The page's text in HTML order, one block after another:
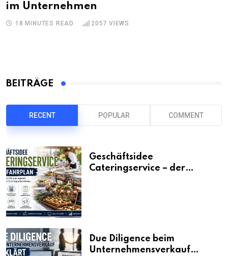
im Unternehmen
18 MINUTES READ 2057 VIEWS
BEITRÄGE
RECENT POPULAR COMMENT
Geschäftsidee
Cateringservice – der
Due Diligence beim
Unternehmensverkauf